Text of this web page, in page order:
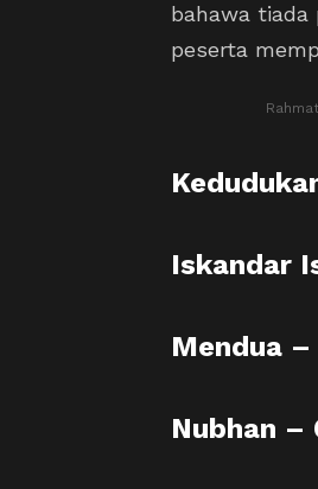
bahawa tiada
peserta
Iskandar
Mendua –
Nubhan –